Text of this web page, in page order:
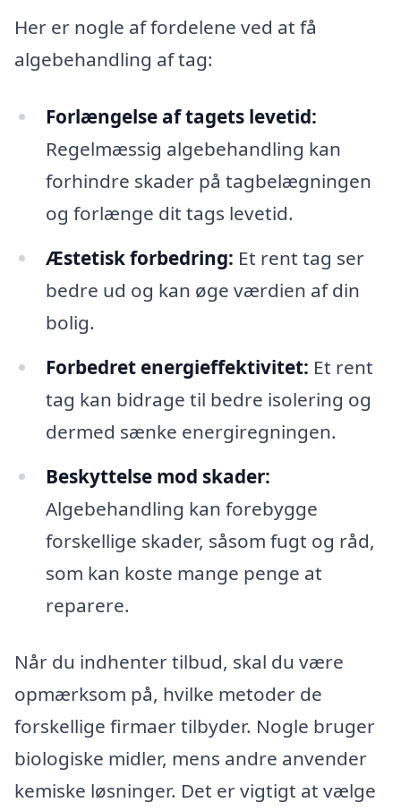
Her er nogle af fordelene ved at få
algebehandling af tag:
Forlængelse af tagets levetid:
Regelmæssig algebehandling kan
forhindre skader på tagbelægningen
og forlænge dit tags levetid.
Æstetisk forbedring: Et rent tag ser
bedre ud og kan øge værdien af din
bolig.
Forbedret energieffektivitet: Et rent
tag kan bidrage til bedre isolering og
dermed sænke energiregningen.
Beskyttelse mod skader:
Algebehandling kan forebygge
forskellige skader, såsom fugt og råd,
som kan koste mange penge at
reparere.
Når du indhenter tilbud, skal du være
opmærksom på, hvilke metoder de
forskellige firmaer tilbyder. Nogle bruger
biologiske midler, mens andre anvender
kemiske løsninger. Det er vigtigt at vælge